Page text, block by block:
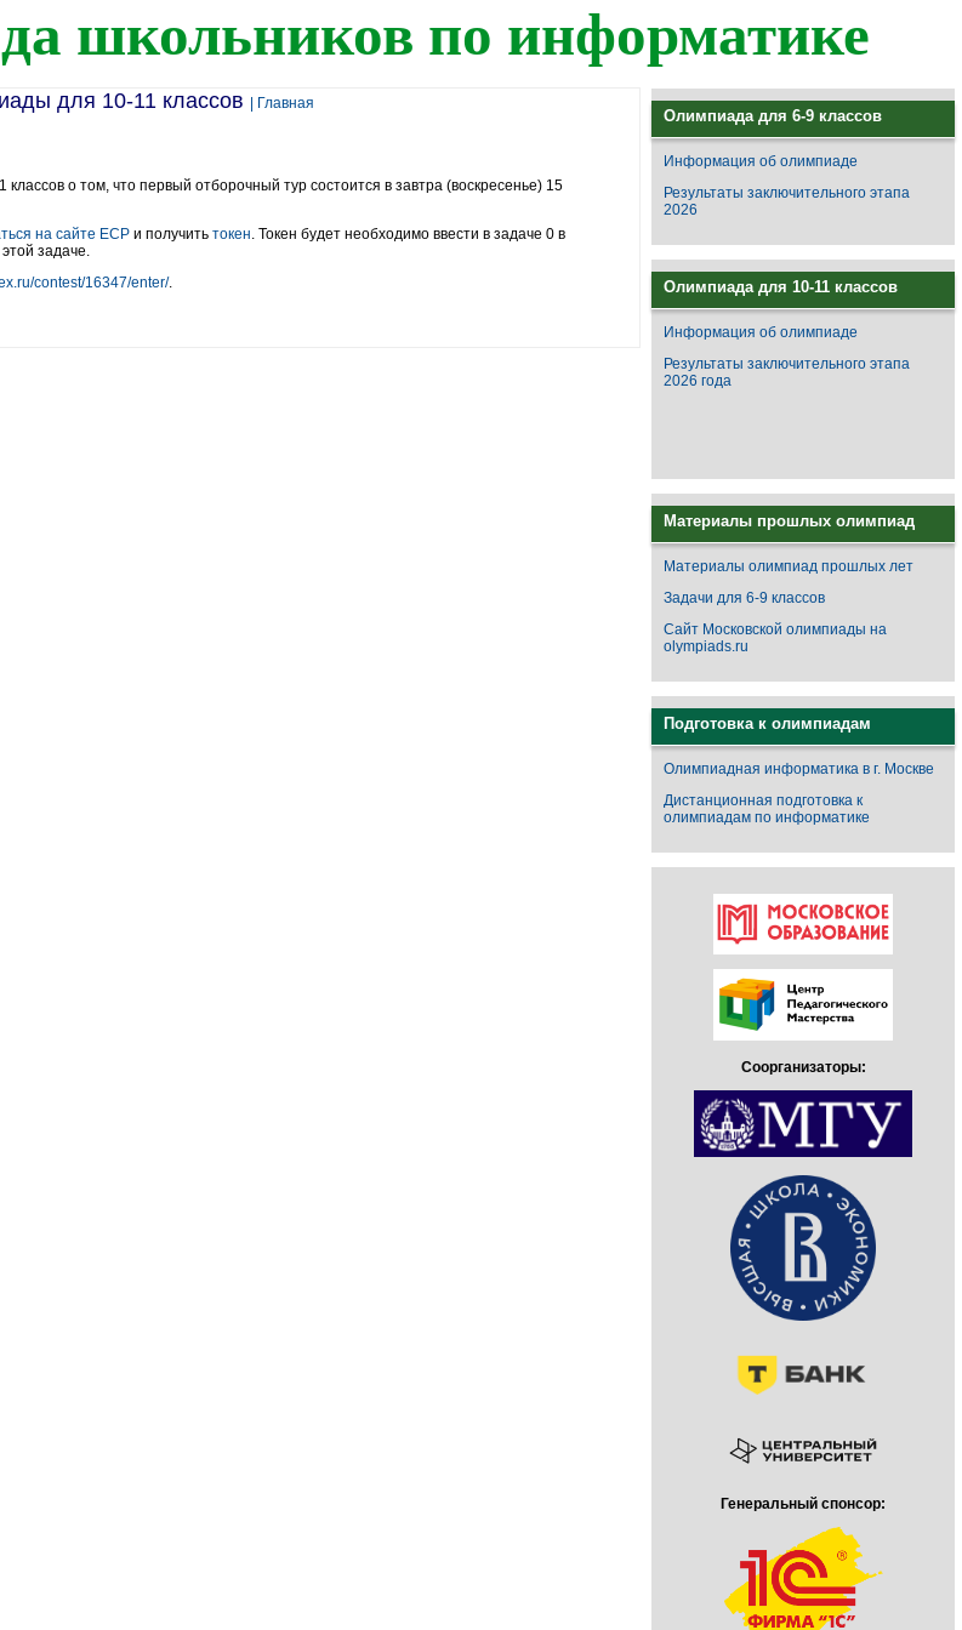
школьников по информатике
для 10-11 классов
| Главная
о том, что первый отборочный тур состоится в завтра (воскресенье) 15
на сайте ЕСР и получить токен. Токен будет необходимо ввести в задаче 0 в
задаче.
contest/16347/enter/.
Олимпиада для 6-9 классов
Информация об олимпиаде
Результаты заключительного этапа
2026
Олимпиада для 10-11 классов
Информация об олимпиаде
Результаты заключительного этапа
2026 года
Материалы прошлых олимпиад
Материалы олимпиад прошлых лет
Задачи для 6-9 классов
Сайт Московской олимпиады на
olympiads.ru
Подготовка к олимпиадам
Олимпиадная информатика в г. Москве
Дистанционная подготовка к
олимпиадам по информатике
Соорганизаторы:
Генеральный спонсор: